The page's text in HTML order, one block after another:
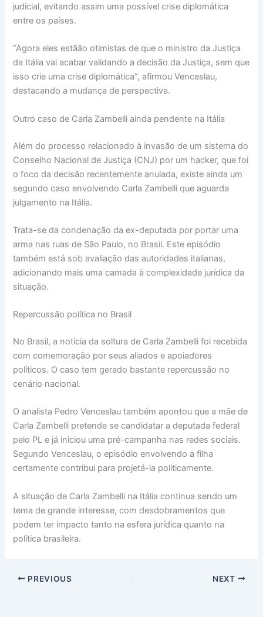
judicial, evitando assim uma possível crise diplomática
entre os países.
“Agora eles estãão otimistas de que o ministro da Justiça
da Itália vai acabar validando a decisão da Justiça, sem que
isso crie uma crise diplomática”, afirmou Venceslau,
destacando a mudança de perspectiva.
Outro caso de Carla Zambelli ainda pendente na Itália
Além do processo relacionado à invasão de um sistema do
Conselho Nacional de Justiça (CNJ) por um hacker, que foi
o foco da decisão recentemente anulada, existe ainda um
segundo caso envolvendo Carla Zambelli que aguarda
julgamento na Itália.
Trata-se da condenação da ex-deputada por portar uma
arma nas ruas de São Paulo, no Brasil. Este episódio
também está sob avaliação das autoridades italianas,
adicionando mais uma camada à complexidade jurídica da
situação.
Repercussão política no Brasil
No Brasil, a notícia da soltura de Carla Zambelli foi recebida
com comemoração por seus aliados e apoiadores
políticos. O caso tem gerado bastante repercussão no
cenário nacional.
O analista Pedro Venceslau também apontou que a mãe de
Carla Zambelli pretende se candidatar a deputada federal
pelo PL e já iniciou uma pré-campanha nas redes sociais.
Segundo Venceslau, o episódio envolvendo a filha
certamente contribui para projetá-la politicamente.
A situação de Carla Zambelli na Itália continua sendo um
tema de grande interesse, com desdobramentos que
podem ter impacto tanto na esfera jurídica quanto na
política brasileira.
PREVIOUS NEXT